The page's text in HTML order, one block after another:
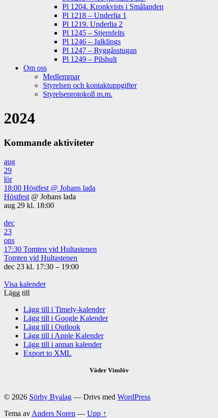
Pl 1204. Kronkvists i Smålanden
Pl 1218 – Underlia 1
Pl 1219. Underlia 2
Pl 1245 – Stjernfelts
Pl 1246 – Jalklings
Pl 1247 – Ryggåsstugan
Pl 1249 – Pilshult
Om oss
Medlemmar
Styrelsen och kontaktuppgifter
Styrelseprotokoll m.m.
2024
Kommande aktiviteter
aug
29
lör
18:00 Höstfest @ Johans lada
Höstfest @ Johans lada
aug 29 kl. 18:00
dec
23
ons
17:30 Tomten vid Hultastenen
Tomten vid Hultastenen
dec 23 kl. 17:30 – 19:00
Visa kalender
Lägg till
Lägg till i Timely-kalender
Lägg till i Google Kalender
Lägg till i Outlook
Lägg till i Apple Kalender
Lägg till i annan kalender
Export to XML
Väder Vinslöv
© 2026 Sörby Byalag — Drivs med WordPress
Tema av Anders Noren — Upp ↑